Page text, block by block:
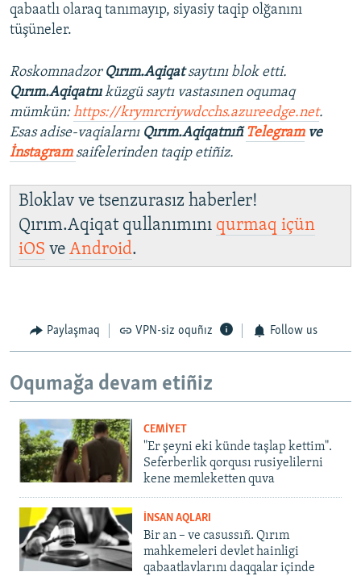
qabaatlı olaraq tanımayıp, siyasiy taqip olğanını
tüşüneler.
Roskomnadzor Qırım.Aqiqatsaytını blok etti.
Qırım.Aqiqatnıküzgü saytı vastasınen oqumaq
mümkün:https://krymrcriywdcchs.azureedge.net.
Esas adise-vaqialarnı Qırım.Aqiqatnıñ Telegramve
İnstagram saifelerinden taqip etiñiz.
Bloklav ve tsenzurasız haberler!
Qırım.Aqiqat qullanımını qurmaq içün
iOS ve Android.
Paylaşmaq VPN-siz oquñız Follow us
Oqumağa devam etiñiz
CEMİYET
"Er şeyni eki künde taşlap kettim".
Seferberlik qorqusı rusiyelilerni
kene memleketten quva
İNSAN AQLARI
Bir an – ve casussıñ. Qırım
mahkemeleri devlet hainligi
qabaatlavlarını daqqalar içinde